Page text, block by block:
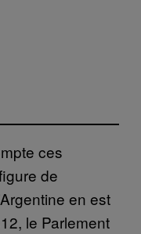
ces
de
en est
le Parlement